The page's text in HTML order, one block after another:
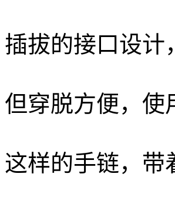
插拔的接口设计
但穿脱方便，使
这样的手链，带